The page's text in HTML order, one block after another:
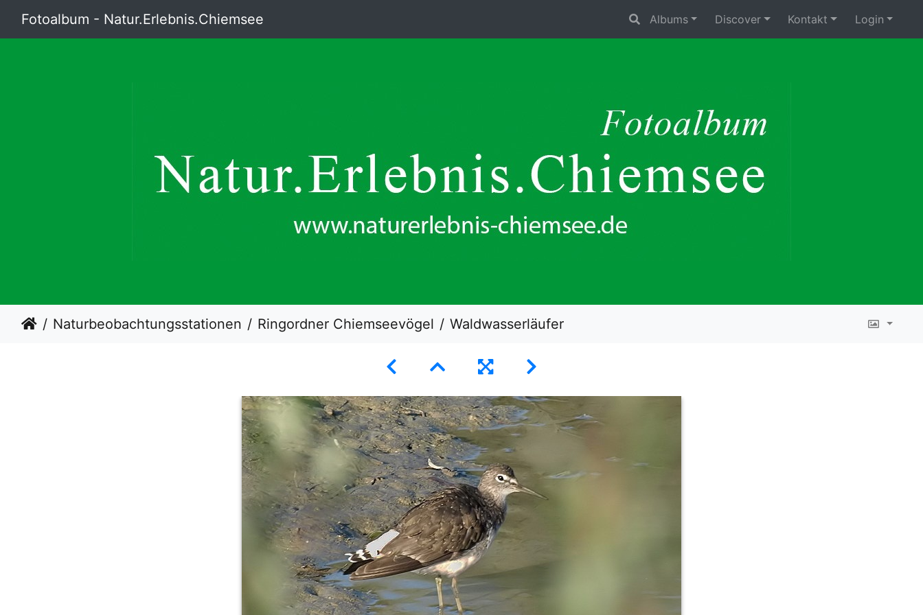
Fotoalbum - Natur.Erlebnis.Chiemsee Albums Discover Kontakt Login
Naturbeobachtungsstationen Ringordner Chiemseevögel Waldwasserläufer